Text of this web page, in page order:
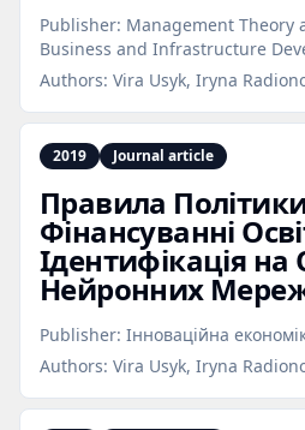
Publisher: Management Theory
Business and Infrastructure
Authors: Vira Usyk, Iryna
2019 Journal article
Правила
Фінансуванні
Ідентифікація на
Нейронних
Publisher: Інноваційна
Authors: Vira Usyk, Iryna